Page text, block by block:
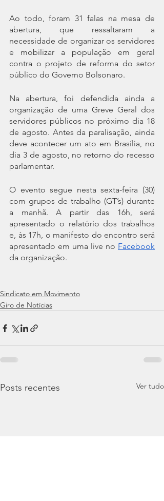
Ao todo, foram 31 falas na mesa de
abertura, que ressaltaram a
necessidade de organizar os servidores
e mobilizar a população em geral
contra o projeto de reforma do setor
público do Governo Bolsonaro.
Na abertura, foi defendida ainda a
organização de uma Greve Geral dos
servidores públicos no próximo dia 18
de agosto. Antes da paralisação, ainda
deve acontecer um ato em Brasília, no
dia 3 de agosto, no retorno do recesso
parlamentar.
O evento segue nesta sexta-feira (30)
com grupos de trabalho (GT’s) durante
a manhã. A partir das 16h, será
apresentado o relatório dos trabalhos
e, às 17h, o manifesto do encontro será
apresentado em uma live no Facebook
da organização.
Sindicato em Movimento
Giro de Notícias
Posts recentes Ver tudo